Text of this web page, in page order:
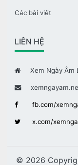
Các bài viết
LIÊN HỆ
Xem Ngày Âm
fb.com/
x.com/
© 2026